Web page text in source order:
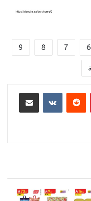
6
7
8
9
بينتيريست مشاركة عبر البريد